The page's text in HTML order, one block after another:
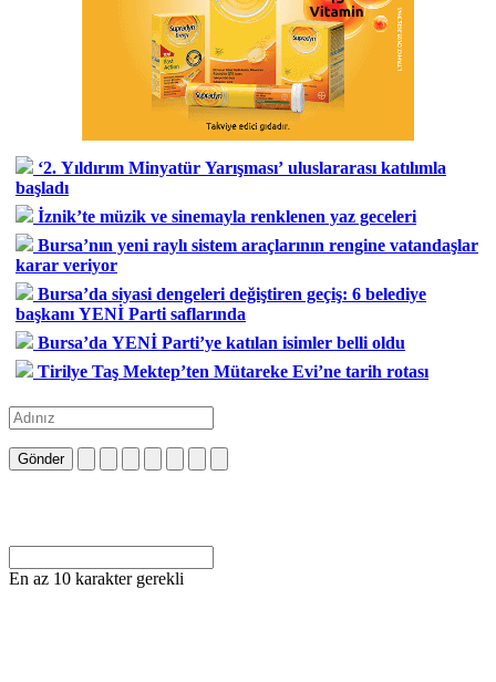
‘2. Yıldırım Minyatür Yarışması’ uluslararası katılımla
başladı
İznik’te müzik ve sinemayla renklenen yaz geceleri
Bursa’nın yeni raylı sistem araçlarının rengine vatandaşlar
karar veriyor
Bursa’da siyasi dengeleri değiştiren geçiş: 6 belediye
başkanı YENİ Parti saflarında
Bursa’da YENİ Parti’ye katılan isimler belli oldu
Tirilye Taş Mektep’ten Mütareke Evi’ne tarih rotası
Gönder
En az 10 karakter gerekli